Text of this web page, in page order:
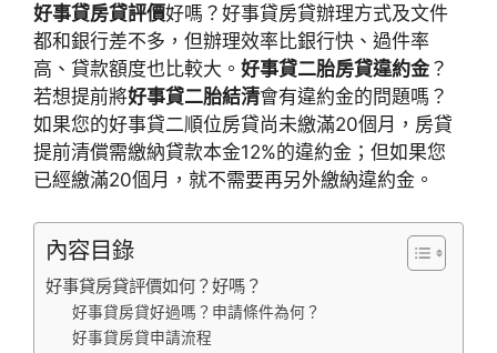
好事貸房貸評價好嗎？好事貸房貸辦理方式及文件
都和銀行差不多，但辦理效率比銀行快、過件率
高、貸款額度也比較大。 好事貸二胎房貸違約金？
若想提前將好事貸二胎結清會有違約金的問題嗎？
如果您的好事貸二順位房貸尚未繳滿20個月，房貸
提前清償需繳納貸款本金12%的違約金；但如果您
已經繳滿20個月，就不需要再另外繳納違約金。
內容目錄
好事貸房貸評價如何？好嗎？
好事貸房貸好過嗎？申請條件為何？
好事貸房貸申請流程